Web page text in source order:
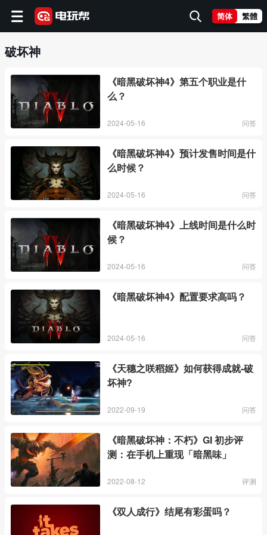
简体 繁體
破坏神
《暗黑破坏神4》第五个职业是什
么？
2024-05-16 问答
《暗黑破坏神4》预计发售时间是什
么时候？
2024-05-16 问答
《暗黑破坏神4》上线时间是什么时
候？
2024-05-16 问答
《暗黑破坏神4》配置要求高吗？
2024-05-16 问答
《天穗之咲稻姬》如何获得成就-破
坏神?
2022-09-19 问答
《暗黑破坏神：不朽》GI 初步评
测：在手机上重现「暗黑味」
2022-08-12 评测
《双人成行》结尾有彩蛋吗？